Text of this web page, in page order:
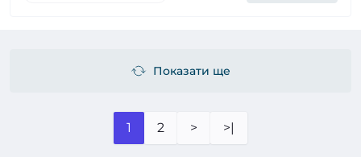
Показати ще
1 2 > >|